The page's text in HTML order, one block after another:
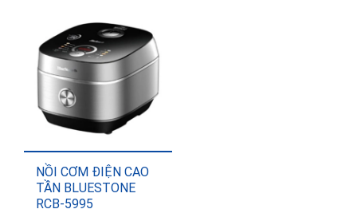
NỒI CƠM ĐIỆN CAO
TẦN BLUESTONE
RCB-5995